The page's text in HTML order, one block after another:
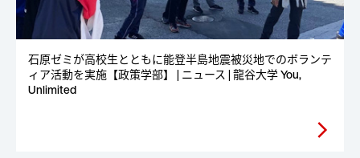
石原ゼミが高校生とともに能登半島地震被災地でのボランテ
ィア活動を実施【政策学部】 | ニュース | 龍谷大学 You,
Unlimited
arrow_forward_ios